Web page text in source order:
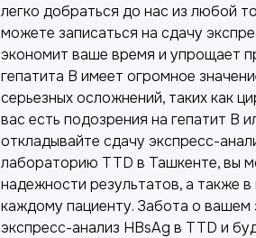
легко добраться до нас из любой
можете записаться на сдачу
экономит ваше время и упрощает
гепатита B имеет огромное
серьезных осложнений, таких как
вас есть подозрения на гепатит B
откладывайте сдачу экспресс-
лабораторию TTD в Ташкенте, вы
надежности результатов, а также
каждому пациенту. Забота о
экспресс-анализ HBsAg в TTD и